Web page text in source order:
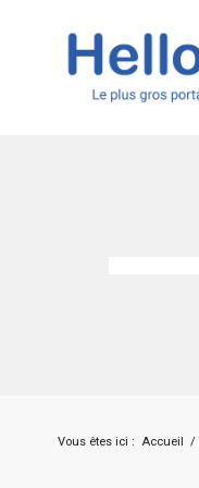
Vous êtes ici : Accueil /